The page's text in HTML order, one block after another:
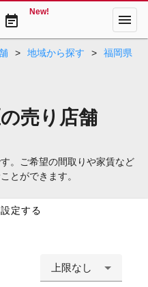
event_note
New! menu
> 地域から探す >
福岡県
売り店舗
。ご希望の間取りや家賃など
とができます。
定する
上限なし